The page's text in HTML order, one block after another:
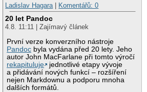
Ladislav Hagara | Komentářů: 0
20 let Pandoc
4.8. 11:11 | Zajímavý článek
První verze konverzního nástroje
Pandoc byla vydána před 20 lety. Jeho
autor John MacFarlane při tomto výročí
rekapituluje
jednotlivé etapy vývoje
a přidávání nových funkcí – rozšíření
nejen Markdownu a podporu mnoha
dalších formátů.